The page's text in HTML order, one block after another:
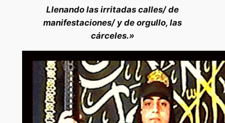
Llenando las irritadas calles/ de
manifestaciones/ y de orgullo, las
cárceles.»